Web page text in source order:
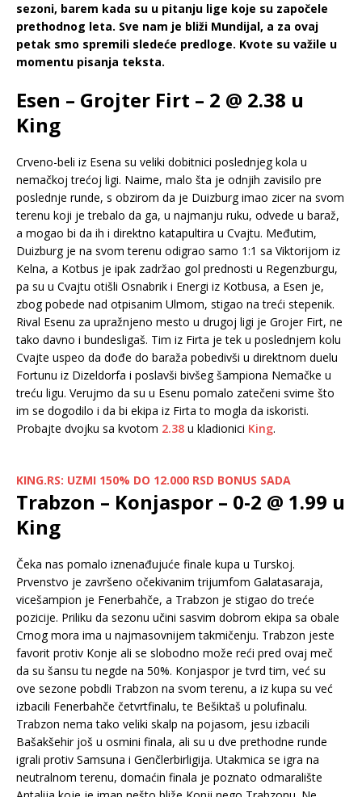
sezoni, barem kada su u pitanju lige koje su započele
prethodnog leta. Sve nam je bliži Mundijal, a za ovaj
petak smo spremili sledeće predloge. Kvote su važile u
momentu pisanja teksta.
Esen – Grojter Firt – 2 @ 2.38 u
King
Crveno-beli iz Esena su veliki dobitnici poslednjeg kola u
nemačkoj trećoj ligi. Naime, malo šta je odnjih zavisilo pre
poslednje runde, s obzirom da je Duizburg imao zicer na svom
terenu koji je trebalo da ga, u najmanju ruku, odvede u baraž,
a mogao bi da ih i direktno katapultira u Cvajtu. Međutim,
Duizburg je na svom terenu odigrao samo 1:1 sa Viktorijom iz
Kelna, a Kotbus je ipak zadržao gol prednosti u Regenzburgu,
pa su u Cvajtu otišli Osnabrik i Energi iz Kotbusa, a Esen je,
zbog pobede nad otpisanim Ulmom, stigao na treći stepenik.
Rival Esenu za upražnjeno mesto u drugoj ligi je Grojer Firt, ne
tako davno i bundesligaš. Tim iz Firta je tek u poslednjem kolu
Cvajte uspeo da dođe do baraža pobedivši u direktnom duelu
Fortunu iz Dizeldorfa i poslavši bivšeg šampiona Nemačke u
treću ligu. Verujmo da su u Esenu pomalo zatečeni svime što
im se dogodilo i da bi ekipa iz Firta to mogla da iskoristi.
Probajte dvojku sa kvotom 2.38 u kladionici King.
KING.RS: UZMI 150% DO 12.000 RSD BONUS SADA
Trabzon – Konjaspor – 0-2 @ 1.99 u
King
Čeka nas pomalo iznenađujuće finale kupa u Turskoj.
Prvenstvo je završeno očekivanim trijumfom Galatasaraja,
vicešampion je Fenerbahče, a Trabzon je stigao do treće
pozicije. Priliku da sezonu učini sasvim dobrom ekipa sa obale
Crnog mora ima u najmasovnijem takmičenju. Trabzon jeste
favorit protiv Konje ali se slobodno može reći pred ovaj meč
da su šansu tu negde na 50%. Konjaspor je tvrd tim, već su
ove sezone pobdli Trabzon na svom terenu, a iz kupa su već
izbacili Fenerbahče četvrtfinalu, te Bešiktaš u polufinalu.
Trabzon nema tako veliki skalp na pojasom, jesu izbacili
Bašakšehir još u osmini finala, ali su u dve prethodne runde
igrali protiv Samsuna i Genčlerbirligija. Utakmica se igra na
neutralnom terenu, domaćin finala je poznato odmaralište